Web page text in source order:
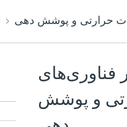
فناوری‌های
و پوشش‌